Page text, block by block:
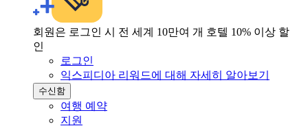
회원은 로그인 시 전 세계 10만여 개 호텔 10% 이상 할
인
로그인
익스피디아 리워드에 대해 자세히 알아보기
수신함
여행 예약
지원